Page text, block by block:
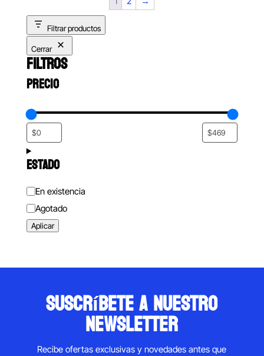
Filtrar productos
Cerrar
FILTROS
PRECIO
ESTADO
Estado
En existencia
Agotado
Aplicar
suscríbete a nuestro
newsletter
Recibe ofertas exclusivas y novedades antes que